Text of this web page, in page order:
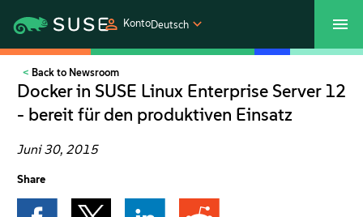
KontoDeutsch
SUSECON 2027
Produkte
Back to Newsroom
Docker in SUSE Linux Enterprise Server 12
- bereit für den produktiven Einsatz
Juni 30, 2015
Share